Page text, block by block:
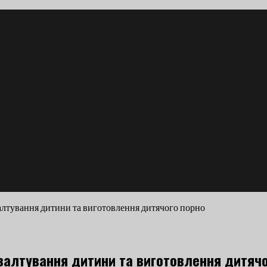
дитини та виготовлення дитячого порно
дитини та виготовлення